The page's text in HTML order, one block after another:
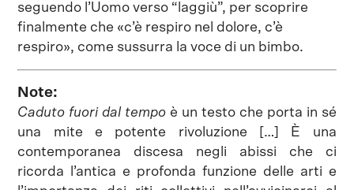
seguendo l’Uomo verso “laggiù”, per scoprire
finalmente che «c’è respiro nel dolore, c’è
respiro», come sussurra la voce di un bimbo.
Note:
Caduto fuori dal tempo è un testo che porta in sé
una mite e potente rivoluzione […] È una
contemporanea discesa negli abissi che ci
ricorda l’antica e profonda funzione delle arti e